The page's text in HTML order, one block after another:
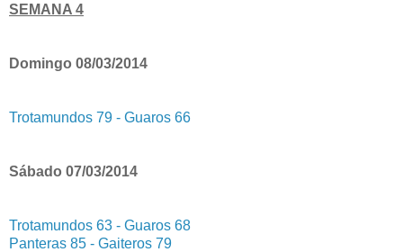
SEMANA 4
Domingo 08/03/2014
Trotamundos 79 - Guaros 66
Sábado 07/03/2014
Trotamundos 63 - Guaros 68
Panteras 85 - Gaiteros 79